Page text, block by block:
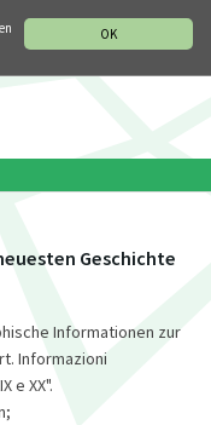
OK
Geschichte
Informationen zur
Informazioni
e XX".